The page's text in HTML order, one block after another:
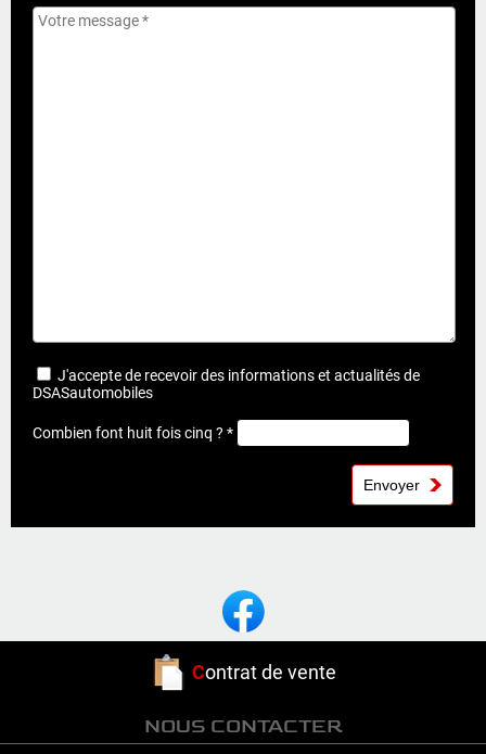
J'accepte de recevoir des informations et actualités de
DSASautomobiles
Combien font huit fois cinq ? *
Contrat de vente
NOUS CONTACTER